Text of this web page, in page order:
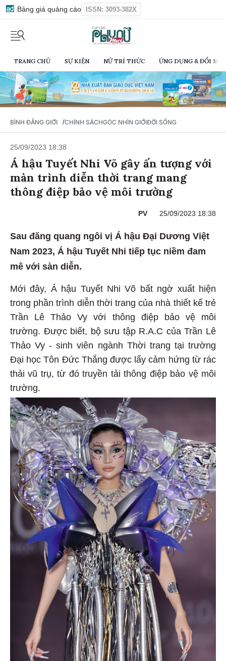
Bảng giá quảng cáo ISSN: 3093-382X
TRANG CHỦ SỰ KIỆN NỮ TRÍ THỨC ỨNG DỤNG & ĐỔI
BÌNH ĐẲNG GIỚI /CHÍNH SÁCHGÓC NHÌN GIỚIĐỜI SỐNG
25/09/2023 18:38
Á hậu Tuyết Nhi Võ gây ấn tượng với
màn trình diễn thời trang mang
thông điệp bảo vệ môi trường
PV 25/09/2023 18:38
Sau đăng quang ngôi vị Á hậu Đại Dương Việt
Nam 2023, Á hậu Tuyết Nhi tiếp tục niềm đam
mê với sàn diễn.
Mới đây, Á hậu Tuyết Nhi Võ bất ngờ xuất hiện
trong phần trình diễn thời trang của nhà thiết kế trẻ
Trần Lê Thảo Vy với thông điệp bảo vệ môi
trường. Được biết, bộ sưu tập R.A.C của Trần Lê
Thảo Vy - sinh viên ngành Thời trang tại trường
Đại học Tôn Đức Thắng được lấy cảm hứng từ rác
thải vũ trụ, từ đó truyền tải thông điệp bảo vệ môi
trường.